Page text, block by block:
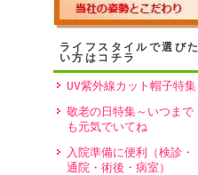
ライフスタイルで選びた
い方はコチラ
UV紫外線カット帽子特集
敬老の日特集～いつまで
も元気でいてね
入院準備に便利（検診・
通院・術後・病室）